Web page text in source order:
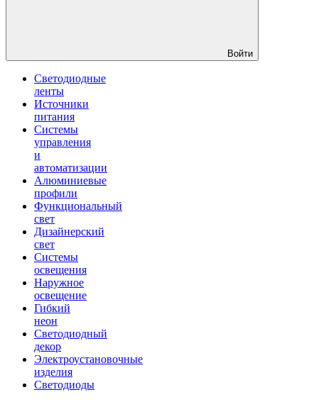
Войти
Светодиодные
ленты
Источники
питания
Системы
управления
и
автоматизации
Алюминиевые
профили
Функциональный
свет
Дизайнерский
свет
Системы
освещения
Наружное
освещение
Гибкий
неон
Светодиодный
декор
Электроустановочные
изделия
Светодиоды